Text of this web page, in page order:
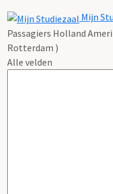
Mijn
Passagiers Holland
Rotterdam )
Alle velden